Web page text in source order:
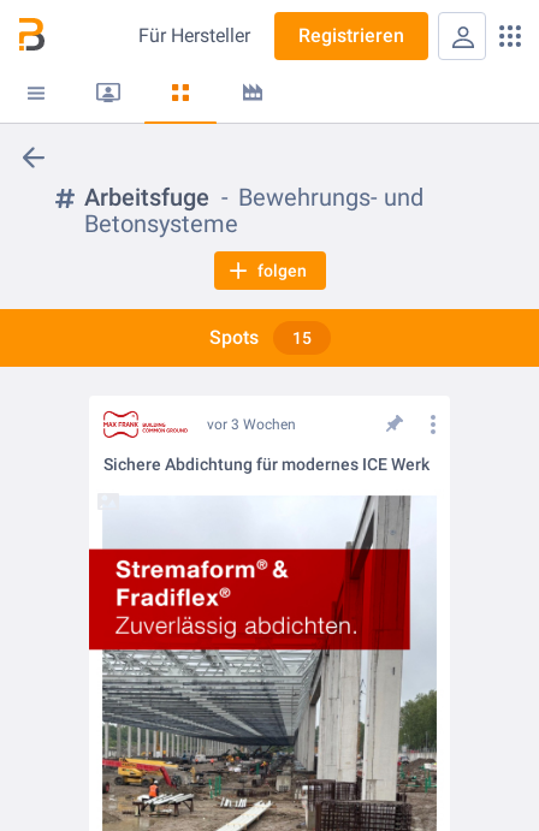
Für Hersteller Registrieren
Arbeitsfuge
Bewehrungs- und
Betonsysteme
folgen
Spots 15
vor 3 Wochen
Sichere Abdichtung für modernes ICE Werk